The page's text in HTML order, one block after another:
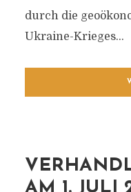
durch die
Ukraine-Krieges...
AM 1. JULI